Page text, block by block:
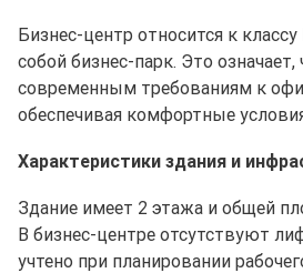
Бизнес-центр относится к
собой бизнес-парк. Это означает,
современным требованиям к
обеспечивая комфортные
Характеристики здания и
Здание имеет 2 этажа и общей
В бизнес-центре отсутствуют
учтено при планировании